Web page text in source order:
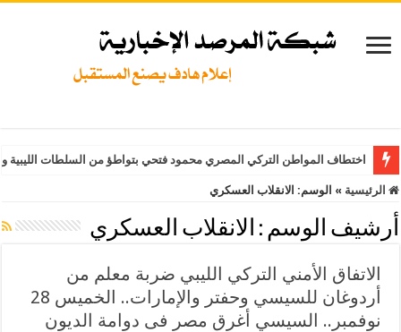
اختطاف المواطن التركي المصري محمود فتحي بتواطؤ من السلطات
الرئيسية » الوسم: الانقلاب العسكري
أرشيف الوسم : الانقلاب العسكري
الاتفاق الأمني التركي الليبي ضربة معلم من
أردوغان للسيسي وحفتر والإمارات.. الخميس 28
نوفمبر.. السيسي أغرق مصر فى دوامة الديون